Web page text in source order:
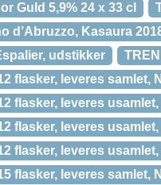
Guld 5,9% 24 x 33 cl
d’Abruzzo, Kasaura
udstikker
flasker, leveres samlet,
flasker, leveres
flasker, leveres
flasker, leveres
flasker, leveres samlet,